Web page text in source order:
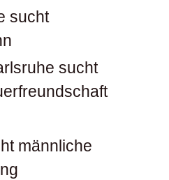
sucht
sucht
männliche